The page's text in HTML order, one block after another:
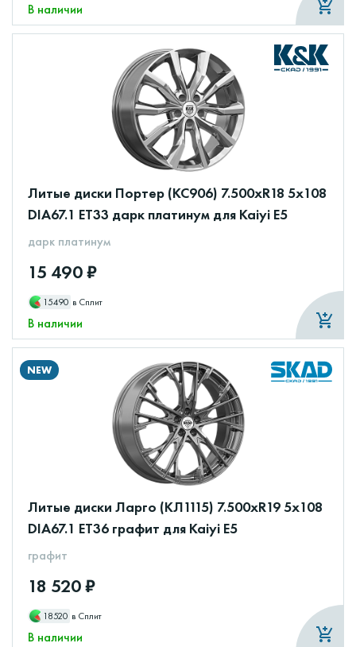
В наличии
Литые диски Портер (КС906) 7.500xR18 5x108
DIA67.1 ET33 дарк платинум для Kaiyi E5
дарк платинум
15 490 ₽
15490 в Сплит
В наличии
NEW
Литые диски Ларго (КЛ1115) 7.500xR19 5x108
DIA67.1 ET36 графит для Kaiyi E5
графит
18 520 ₽
18520 в Сплит
В наличии